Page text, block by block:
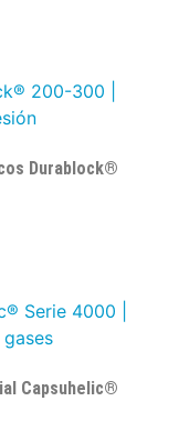
Durablock®
Capsuhelic®